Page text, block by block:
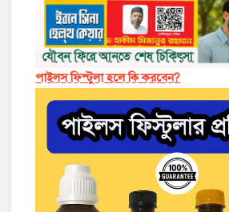
পাইলস ফিস্টুলা হলে কি করবেন?